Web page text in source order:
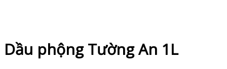
Dầu phộng Tường An 1L